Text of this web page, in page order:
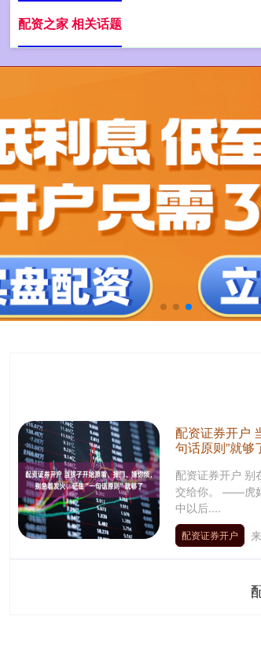
杠杆配资公司
配资之家 相关话题
配资证券开户
句话原则”就够
配资证券开户 别
交给你。 ——虎
中以后....
配资证券开户